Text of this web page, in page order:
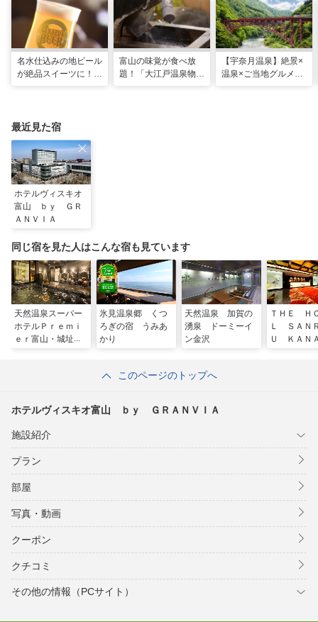
名水仕込みの地ビール
が絶品スイーツに！
富山の味覚が食べ放
題！「大江戸温泉物語
【宇奈月温泉】絶景×
温泉×ご当地グルメを
最近見た宿
ホテルヴィスキオ
富山 ｂｙ ＧＲ
ＡＮＶＩＡ
同じ宿を見た人はこんな宿も見ています
天然温泉スーパー
ホテルＰｒｅｍｉ
ｅｒ富山・城址公
氷見温泉郷 くつ
ろぎの宿 うみあ
かり
天然温泉 加賀の
湧泉 ドーミーイ
ン金沢
ＴＨＥ Ｈ
Ｌ ＳＡＮ
Ｕ ＫＡＮ
このページのトップへ
ホテルヴィスキオ富山 ｂｙ ＧＲＡＮＶＩＡ
施設紹介
プラン
部屋
写真・動画
クーポン
クチコミ
その他の情報（PCサイト）